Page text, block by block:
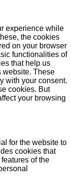
experience while
the cookies
on your browser
functionalities of
that help us
website. These
with your consent.
cookies. But
your browsing
for the website to
cookies that
of the